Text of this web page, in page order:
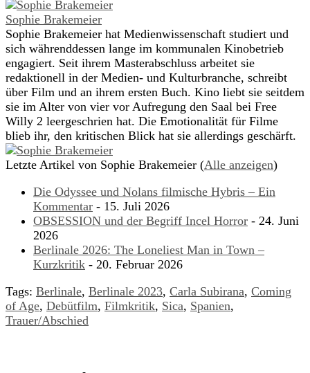
Sophie Brakemeier
Sophie Brakemeier hat Medienwissenschaft studiert und
sich währenddessen lange im kommunalen Kinobetrieb
engagiert. Seit ihrem Masterabschluss arbeitet sie
redaktionell in der Medien- und Kulturbranche, schreibt
über Film und an ihrem ersten Buch. Kino liebt sie seitdem
sie im Alter von vier vor Aufregung den Saal bei Free
Willy 2 leergeschrien hat. Die Emotionalität für Filme
blieb ihr, den kritischen Blick hat sie allerdings geschärft.
Letzte Artikel von Sophie Brakemeier (Alle anzeigen)
Die Odyssee und Nolans filmische Hybris – Ein
Kommentar - 15. Juli 2026
OBSESSION und der Begriff Incel Horror - 24. Juni
2026
Berlinale 2026: The Loneliest Man in Town –
Kurzkritik - 20. Februar 2026
Tags: Berlinale, Berlinale 2023, Carla Subirana, Coming
of Age, Debütfilm, Filmkritik, Sica, Spanien,
Trauer/Abschied